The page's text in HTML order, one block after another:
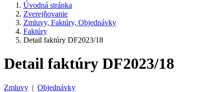
Úvodná stránka
Zverejňovanie
Zmluvy, Faktúry, Objednávky
Faktúry
Detail faktúry DF2023/18
Detail faktúry DF2023/18
Zmluvy | Objednávky